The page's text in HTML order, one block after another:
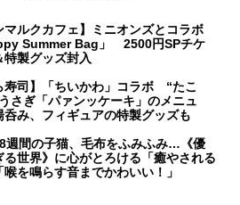
マルクカフェ】ミニオンズとコラボ
Summer Bag」 2500円SPチケ
特製グッズ封入
寿司】「ちいかわ」コラボ “たこ
さぎ「パァンッケーキ」のメニュ
み、フィギュアの特製グッズも
週間の子猫、毛布をふみふみ…《優
る世界》に心がとろける「癒やされる
喉を鳴らす音までかわいい！」